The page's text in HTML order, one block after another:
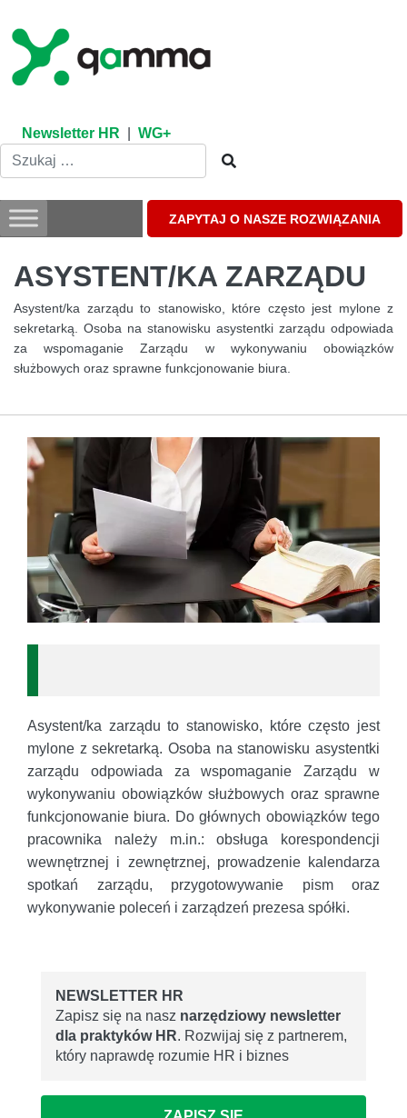
content
Newsletter HR WG+
ZAPYTAJ O NASZE ROZWIĄZANIA
ASYSTENT/KA ZARZĄDU
Asystent/ka zarządu to stanowisko, które często jest mylone z
sekretarką. Osoba na stanowisku asystentki zarządu odpowiada
za wspomaganie Zarządu w wykonywaniu obowiązków
służbowych oraz sprawne funkcjonowanie biura.
Asystent/ka zarządu to stanowisko, które często jest
mylone z sekretarką. Osoba na stanowisku asystentki
zarządu odpowiada za wspomaganie Zarządu w
wykonywaniu obowiązków służbowych oraz sprawne
funkcjonowanie biura. Do głównych obowiązków tego
pracownika należy m.in.: obsługa korespondencji
wewnętrznej i zewnętrznej, prowadzenie kalendarza
spotkań zarządu, przygotowywanie pism oraz
wykonywanie poleceń i zarządzeń prezesa spółki.
NEWSLETTER HR
Zapisz się na nasz narzędziowy newsletter
dla praktyków HR. Rozwijaj się z partnerem,
który naprawdę rozumie HR i biznes